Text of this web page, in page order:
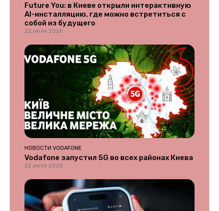
Future You: в Киеве открыли интерактивную
AI-инсталляцию, где можно встретиться с
собой из будущего
22 июля 2026
НОВОСТИ VODAFONE
Vodafone запустил 5G во всех районах Киева
22 июля 2026